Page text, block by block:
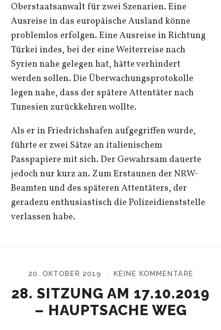
Oberstaatsanwalt für zwei Szenarien. Eine
Ausreise in das europäische Ausland könne
problemlos erfolgen. Eine Ausreise in Richtung
Türkei indes, bei der eine Weiterreise nach
Syrien nahe gelegen hat, hätte verhindert
werden sollen. Die Überwachungsprotokolle
legen nahe, dass der spätere Attentäter nach
Tunesien zurückkehren wollte.
Als er in Friedrichshafen aufgegriffen wurde,
führte er zwei Sätze an italienischem
Passpapiere mit sich. Der Gewahrsam dauerte
jedoch nur kurz an. Zum Erstaunen der NRW-
Beamten und des späteren Attentäters, der
geradezu enthusiastisch die Polizeidienststelle
verlassen habe.
20. OKTOBER 2019 / KEINE KOMMENTARE
28. SITZUNG AM 17.10.2019
– HAUPTSACHE WEG